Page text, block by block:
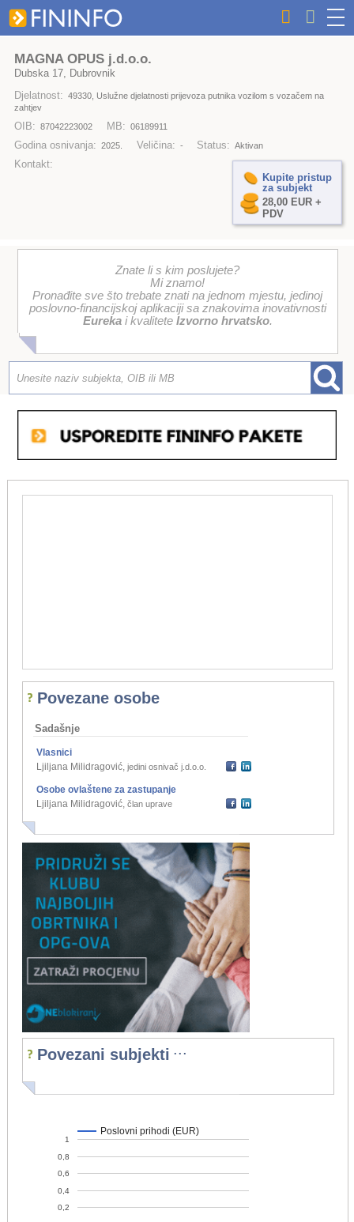
MAGNA OPUS j.d.o.o.
Dubska 17, Dubrovnik
Djelatnost: 49330, Uslužne djelatnosti prijevoza putnika vozilom s vozačem na
zahtjev
OIB: 87042223002 MB: 06189911
Godina osnivanja: 2025. Veličina: - Status: Aktivan
Kontakt:
Kupite pristup
za subjekt
28,00 EUR +
PDV
Znate li s kim poslujete?
Mi znamo!
Pronađite sve što trebate znati na jednom mjestu, jedinoj
poslovno-financijskoj aplikaciji sa znakovima inovativnosti
Eurekai kvalitete Izvorno hrvatsko.
Povezane osobe
Sadašnje
Vlasnici
Ljiljana Milidragović, jedini osnivač j.d.o.o.
Osobe ovlaštene za zastupanje
Ljiljana Milidragović, član uprave
Povezani subjekti ...
Poslovni prihodi (EUR)
0,2
0,4
0,6
0,8
1